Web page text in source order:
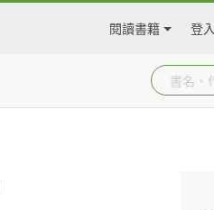
閱讀書籍 登入